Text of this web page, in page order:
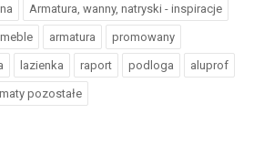
Armatura, wanny, natryski - inspiracje
meble armatura promowany
lazienka raport podloga aluprof
pozostałe